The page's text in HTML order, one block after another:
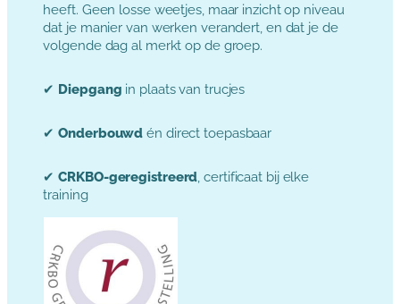
heeft. Geen losse weetjes, maar inzicht op niveau
dat je manier van werken verandert, en dat je de
volgende dag al merkt op de groep.
✔ Diepgang in plaats van trucjes
✔Onderbouwd én direct toepasbaar
✔CRKBO-geregistreerd , certificaat bij elke
training